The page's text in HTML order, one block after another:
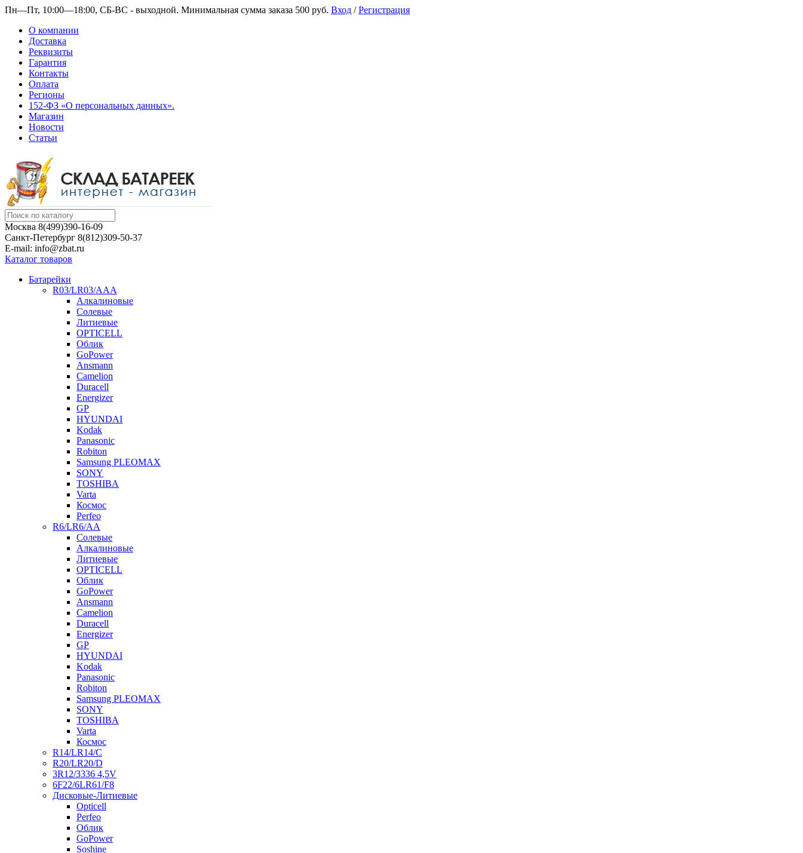
Пн—Пт, 10:00—18:00, СБ-ВС - выходной. Минимальная сумма заказа 500 руб. Вход /Регистрация
О компании
Доставка
Реквизиты
Гарантия
Контакты
Оплата
Регионы
152-ФЗ «О персональных данных».
Магазин
Новости
Статьи
Москва 8(499)390-16-09
Санкт-Петербург 8(812)309-50-37
E-mail: info@zbat.ru
Каталог товаров
Батарейки
R03/LR03/AAA
Алкалиновые
Солевые
Литиевые
OPTICELL
Облик
GoPower
Ansmann
Camelion
Duracell
Energizer
GP
HYUNDAI
Kodak
Panasonic
Robiton
Samsung PLEOMAX
SONY
TOSHIBA
Varta
Космос
Perfeo
R6/LR6/AA
Солевые
Алкалиновые
Литиевые
OPTICELL
Облик
GoPower
Ansmann
Camelion
Duracell
Energizer
GP
HYUNDAI
Kodak
Panasonic
Robiton
Samsung PLEOMAX
SONY
TOSHIBA
Varta
Космос
R14/LR14/C
R20/LR20/D
3R12/3336 4,5V
6F22/6LR61/F8
Дисковые-Литиевые
Opticell
Perfeo
Облик
GoPower
Soshine